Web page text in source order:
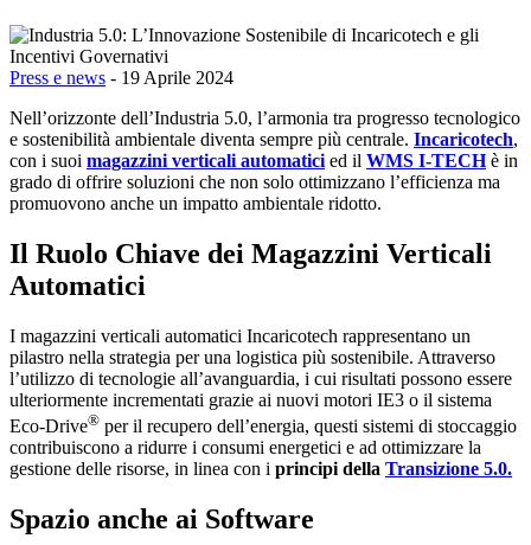
Press e news - 19 Aprile 2024
Nell’orizzonte dell’Industria 5.0, l’armonia tra progresso tecnologico
e sostenibilità ambientale diventa sempre più centrale. Incaricotech,
con i suoi magazzini verticali automatici ed il WMS I-TECHè in
grado di offrire soluzioni che non solo ottimizzano l’efficienza ma
promuovono anche un impatto ambientale ridotto.
Il Ruolo Chiave dei Magazzini Verticali
Automatici
I magazzini verticali automatici Incaricotech rappresentano un
pilastro nella strategia per una logistica più sostenibile. Attraverso
l’utilizzo di tecnologie all’avanguardia, i cui risultati possono essere
ulteriormente incrementati grazie ai nuovi motori IE3 o il sistema
Eco-Drive® per il recupero dell’energia, questi sistemi di stoccaggio
contribuiscono a ridurre i consumi energetici e ad ottimizzare la
gestione delle risorse, in linea con i principi della Transizione 5.0.
Spazio anche ai Software